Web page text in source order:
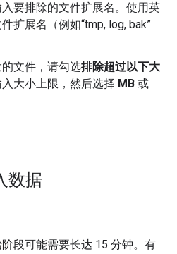
要排除的文件扩展名。使用英
扩展名（例如“tmp, log, bak”
文件，请勾选排除超过以下大
大小上限，然后选择 MB 或
数据
段可能需要长达 15 分钟。有